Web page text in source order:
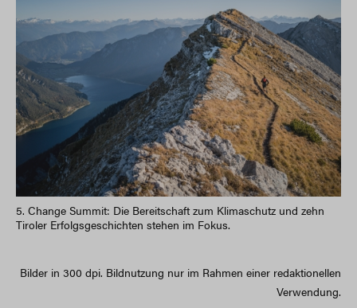
5. Change Summit: Die Bereitschaft zum Klimaschutz und zehn
Tiroler Erfolgsgeschichten stehen im Fokus.
Bilder in 300 dpi. Bildnutzung nur im Rahmen einer redaktionellen
Verwendung.